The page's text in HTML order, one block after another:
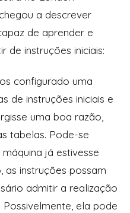
a descrever
de aprender e
de instruções iniciais:
configurado uma
de instruções iniciais e
uma boa razão,
tabelas. Pode-se
já estivesse
as instruções possam
admitir a realização
ela pode